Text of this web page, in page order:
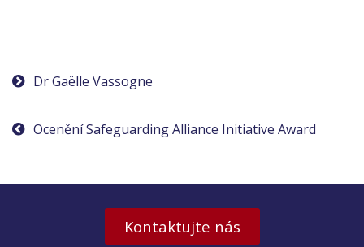
Navigace
proOcenění Safeguarding Alliance Initiative Award
Dr Gaëlle Vassogne
Kontaktujte nás